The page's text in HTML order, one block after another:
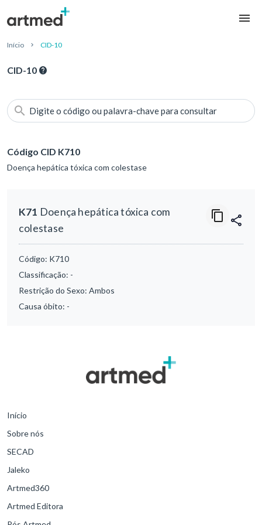
Início CID-10
CID-10
Digite o código ou palavra-chave para consultar
Código CID K710
Doença hepática tóxica com colestase
K71 Doença hepática tóxica com
colestase
Código: K710
Classificação: -
Restrição do Sexo: Ambos
Causa óbito: -
Início
Sobre nós
SECAD
Jaleko
Artmed360
Artmed Editora